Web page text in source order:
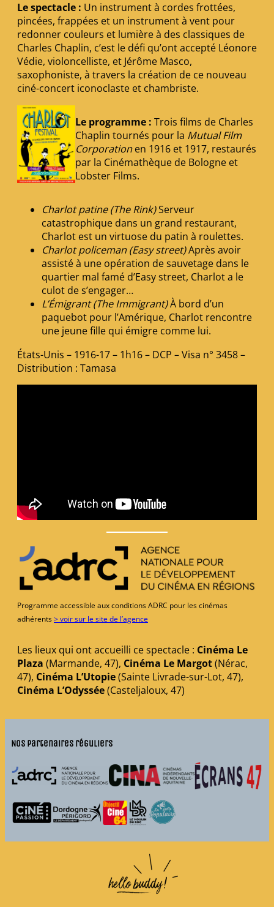
Le spectacle : Un instrument à cordes frottées,
pincées, frappées et un instrument à vent pour
redonner couleurs et lumière à des classiques de
Charles Chaplin, c’est le défi qu’ont accepté Léonore
Védie, violoncelliste, et Jérôme Masco,
saxophoniste, à travers la création de ce nouveau
ciné-concert iconoclaste et chambriste.
Le programme : Trois films de Charles
Chaplin tournés pour la Mutual Film
Corporationen 1916 et 1917, restaurés
par la Cinémathèque de Bologne et
Lobster Films.
Charlot patine (The Rink)Serveur
catastrophique dans un grand restaurant,
Charlot est un virtuose du patin à roulettes.
Charlot policeman (Easy street)Après avoir
assisté à une opération de sauvetage dans le
quartier mal famé d’Easy street, Charlot a le
culot de s’engager…
L’Émigrant (The Immigrant)À bord d’un
paquebot pour l’Amérique, Charlot rencontre
une jeune fille qui émigre comme lui.
États-Unis – 1916-17 – 1h16 – DCP – Visa n° 3458 –
Distribution : Tamasa
Programme accessible aux conditions ADRC pour les cinémas
adhérents> voir sur le site de l’agence
Les lieux qui ont accueilli ce spectacle : Cinéma Le
Plaza (Marmande, 47), Cinéma Le Margot(Nérac,
47), Cinéma L’Utopie(Sainte Livrade-sur-Lot, 47),
Cinéma L’Odyssée(Casteljaloux, 47)
Nos partenaires réguliers